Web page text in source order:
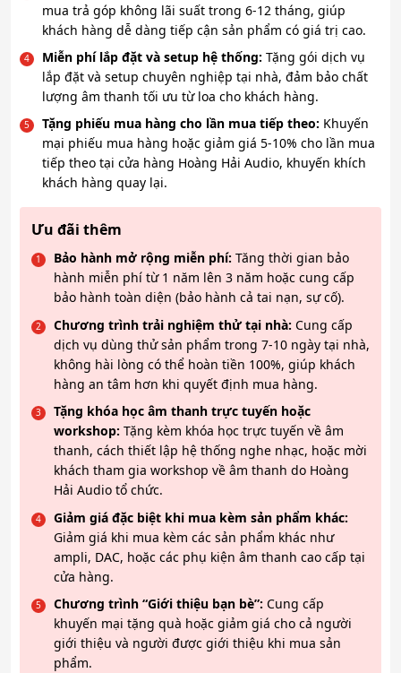
mua trả góp không lãi suất trong 6-12 tháng, giúp
khách hàng dễ dàng tiếp cận sản phẩm có giá trị cao.
Miễn phí lắp đặt và setup hệ thống: Tặng gói dịch vụ
lắp đặt và setup chuyên nghiệp tại nhà, đảm bảo chất
lượng âm thanh tối ưu từ loa cho khách hàng.
Tặng phiếu mua hàng cho lần mua tiếp theo: Khuyến
mại phiếu mua hàng hoặc giảm giá 5-10% cho lần mua
tiếp theo tại cửa hàng Hoàng Hải Audio, khuyến khích
khách hàng quay lại.
Ưu đãi thêm
Bảo hành mở rộng miễn phí: Tăng thời gian bảo
hành miễn phí từ 1 năm lên 3 năm hoặc cung cấp
bảo hành toàn diện (bảo hành cả tai nạn, sự cố).
Chương trình trải nghiệm thử tại nhà: Cung cấp
dịch vụ dùng thử sản phẩm trong 7-10 ngày tại nhà,
không hài lòng có thể hoàn tiền 100%, giúp khách
hàng an tâm hơn khi quyết định mua hàng.
Tặng khóa học âm thanh trực tuyến hoặc
workshop: Tặng kèm khóa học trực tuyến về âm
thanh, cách thiết lập hệ thống nghe nhạc, hoặc mời
khách tham gia workshop về âm thanh do Hoàng
Hải Audio tổ chức.
Giảm giá đặc biệt khi mua kèm sản phẩm khác:
Giảm giá khi mua kèm các sản phẩm khác như
ampli, DAC, hoặc các phụ kiện âm thanh cao cấp tại
cửa hàng.
Chương trình “Giới thiệu bạn bè”: Cung cấp
khuyến mại tặng quà hoặc giảm giá cho cả người
giới thiệu và người được giới thiệu khi mua sản
phẩm.